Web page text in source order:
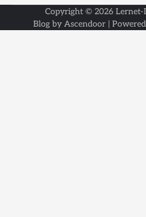
Copyright © 2026 Lernet-
Blog by Ascendoor |